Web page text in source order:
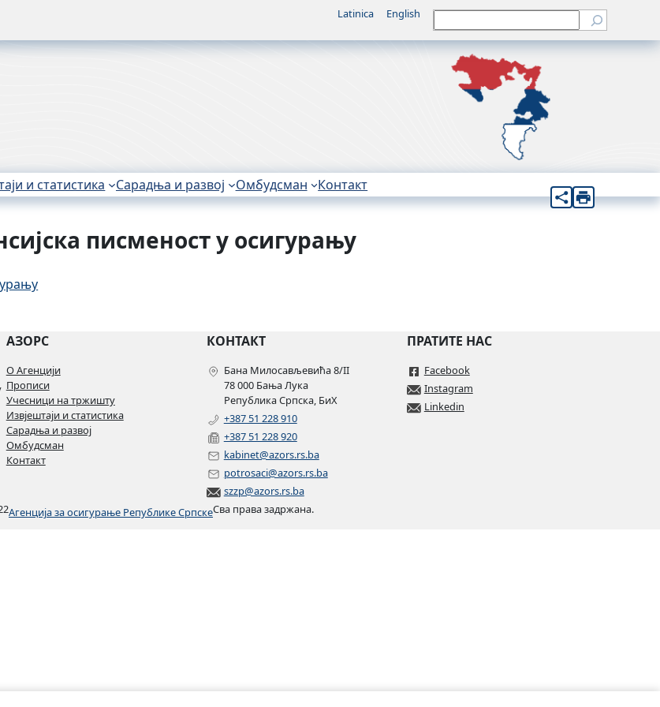
Latinica English Претрага
и статистика Сарадња и развој Омбудсман Контакт
писменост у осигурању
АЗОРС
О Агенцији
Прописи
Учесници на тржишту
Извјештаји и статистика
Сарадња и развој
Омбудсман
Контакт
КОНТАКТ
Бана Милосављевића 8/II
78 000 Бања Лука
Република Српска, БиХ
+387 51 228 910
+387 51 228 920
kabinet@azors.rs.ba
potrosaci@azors.rs.ba
szzp@azors.rs.ba
ПРАТИТЕ НАС
Facebook
Instagram
Linkedin
Агенција за осигурање Републике СрпскеСва права задржана.